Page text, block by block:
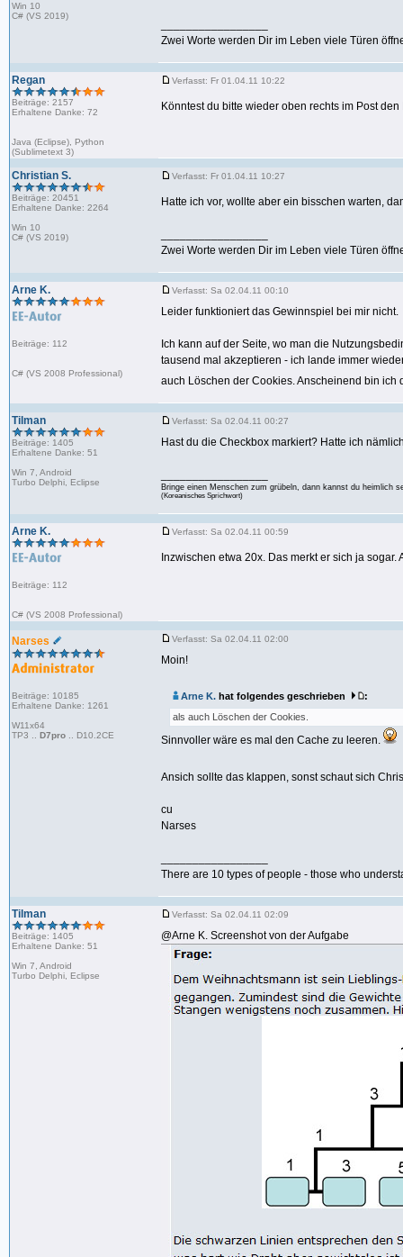
Win 10
C# (VS 2019)
Zwei Worte werden Dir im Leben viele Türen
Regan
Beiträge: 2157
Erhaltene Danke: 72
Java (Eclipse), Python
(Sublimetext 3)
Verfasst: Fr 01.04.11 10:22
Könntest du bitte wieder oben rechts im Post
Christian S.
Beiträge: 20451
Erhaltene Danke: 2264
Win 10
C# (VS 2019)
Verfasst: Fr 01.04.11 10:27
Hatte ich vor, wollte aber ein bisschen warten,
Zwei Worte werden Dir im Leben viele Türen
Arne K.
Beiträge: 112
C# (VS 2008 Professional)
Verfasst: Sa 02.04.11 00:10
Leider funktioniert das Gewinnspiel bei mir nicht.
Ich kann auf der Seite, wo man die
tausend mal akzeptieren - ich lande immer
auch Löschen der Cookies. Anscheinend bin
Tilman
Beiträge: 1405
Erhaltene Danke: 51
Win 7, Android
Turbo Delphi, Eclipse
Verfasst: Sa 02.04.11 00:27
Hast du die Checkbox markiert? Hatte ich
Bringe einen Menschen zum grübeln, dann kannst du heimlich
(Koreanisches Sprichwort)
Arne K.
Beiträge: 112
C# (VS 2008 Professional)
Verfasst: Sa 02.04.11 00:59
Inzwischen etwa 20x. Das merkt er sich ja
Narses
Beiträge: 10185
Erhaltene Danke: 1261
W11x64
TP3 .. D7pro .. D10.2CE
Verfasst: Sa 02.04.11 02:00
Moin!
Arne K. hat folgendes geschrieben
:
als auch Löschen der Cookies.
Sinnvoller wäre es mal den Cache zu leeren.
Ansich sollte das klappen, sonst schaut sich
cu
Narses
There are 10 types of people - those who
Tilman
Beiträge: 1405
Erhaltene Danke: 51
Win 7, Android
Turbo Delphi, Eclipse
Verfasst: Sa 02.04.11 02:09
@Arne K. Screenshot von der Aufgabe